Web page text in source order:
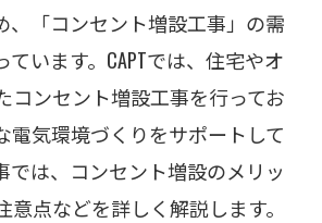
、「コンセント増設工事」の需
います。CAPTでは、住宅やオ
コンセント増設工事を行ってお
電気環境づくりをサポートして
では、コンセント増設のメリッ
意点などを詳しく解説します。